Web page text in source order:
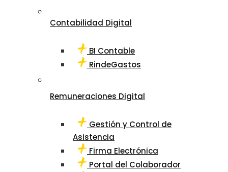
Contabilidad Digital
BI Contable
RindeGastos
Remuneraciones Digital
Gestión y Control de
Asistencia
Firma Electrónica
Portal del Colaborador